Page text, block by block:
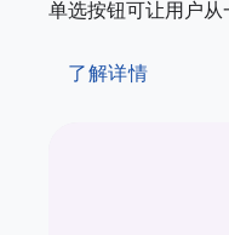
单选按钮可让用户从
了解详情